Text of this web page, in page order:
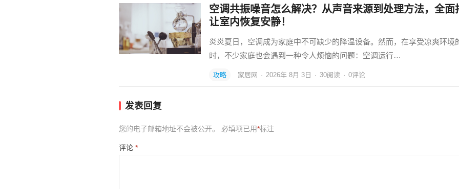
空调共振噪音怎么解决？从声音来源到处理方法，全面
让室内恢复安静！
炎炎夏日，空调成为家庭中不可缺少的降温设备。然而，在享受凉爽环境
时，不少家庭也会遇到一种令人烦恼的问题：空调运行…
攻略 家居网 · 2026年 8月 3日 · 30阅读 · 0评论
发表回复
您的电子邮箱地址不会被公开。 必填项已用*标注
评论 *